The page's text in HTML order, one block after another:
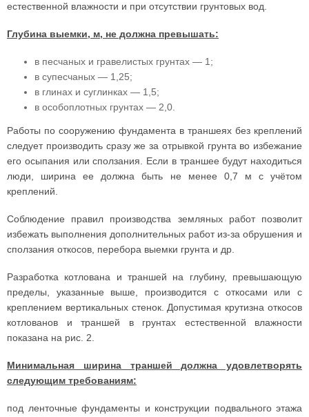
естественной влажности и при отсутствии грунтовых вод.
Глубина выемки, м, не должна превышать:
в песчаных и гравелистых грунтах — 1;
в супесчаных — 1,25;
в глинах и суглинках — 1,5;
в особоплотных грунтах — 2,0.
Работы по сооружению фундамента в траншеях без креплений
следует производить сразу же за отрывкой грунта во избежание
его осыпания или сползания. Если в траншее будут находиться
люди, ширина ее должна быть не менее 0,7 м с учётом
креплений.
Соблюдение правил производства земляных работ позволит
избежать выполнения дополнительных работ из-за обрушения и
сползания откосов, перебора выемки грунта и др.
Разработка котлована и траншей на глубину, превышающую
пределы, указанные выше, производится с откосами или с
креплением вертикальных стенок. Допустимая крутизна откосов
котлованов и траншей в грунтах естественной влажности
показана на рис. 2.
Минимальная ширина траншей должна удовлетворять
следующим требованиям:
под ленточные фундаменты и конструкции подвального этажа